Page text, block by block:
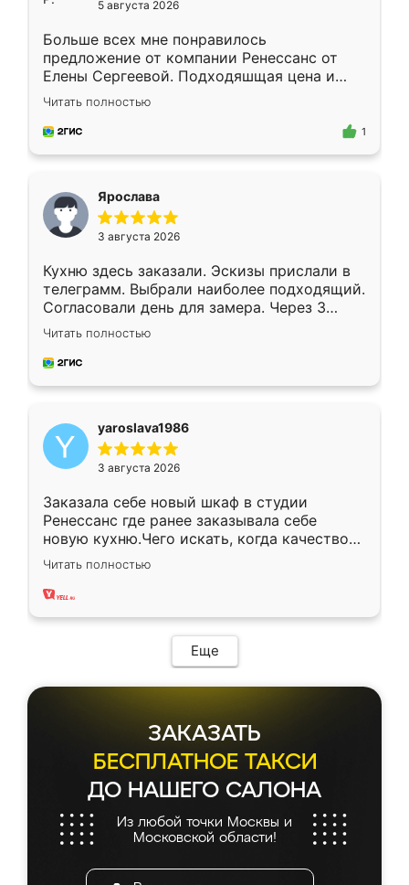
5 августа 2026
Больше всех мне понравилось
предложение от компании Ренессанс от
Елены Сергеевой. Подходяшщая цена и
короткие сроки изготовления. Приехавший
для замера сотрудник Владислав
предложил по моему эскизу самый
Читать полностью
1
Ярослава
3 августа 2026
Кухню здесь заказали. Эскизы прислали в
телеграмм. Выбрали наиболее подходящий.
Согласовали день для замера. Через 3
недели кухня была уже готова. Остались
довольны работой. Спасибо Ренессанс
мебель за качественную работу!
Читать полностью
yaroslava1986
3 августа 2026
Заказала себе новый шкаф в студии
Ренессанс где ранее заказывала себе
новую кухню.Чего искать, когда качеством
вполне довольна. Служит кухня уже почти
два года, нареканий нет.
Читать полностью
Еще
ЗАКАЗАТЬ
БЕСПЛАТНОЕ ТАКСИ
ДО НАШЕГО САЛОНА
Из любой точки Москвы и
Московской области!